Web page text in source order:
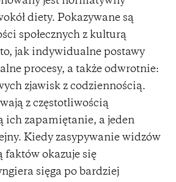
diety. Pokazywane są
społecznych z kulturą
jak indywidualne postawy
procesy, a także odwrotnie:
zjawisk z codziennością.
z częstotliwością
ich zapamiętanie, a jeden
Kiedy zasypywanie widzów
faktów okazuje się
sięga po bardziej